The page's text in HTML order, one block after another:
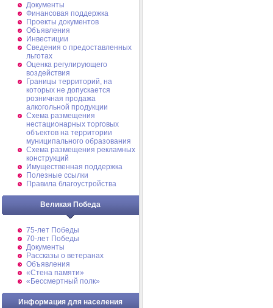
Документы
Финансовая поддержка
Проекты документов
Объявления
Инвестиции
Сведения о предоставленных
льготах
Оценка регулирующего
воздействия
Границы территорий, на
которых не допускается
розничная продажа
алкогольной продукции
Схема размещения
нестационарных торговых
объектов на территории
муниципального образования
Схема размещения рекламных
конструкций
Имущественная поддержка
Полезные ссылки
Правила благоустройства
Великая Победа
75-лет Победы
70-лет Победы
Документы
Рассказы о ветеранах
Объявления
«Стена памяти»
«Бессмертный полк»
Информация для населения